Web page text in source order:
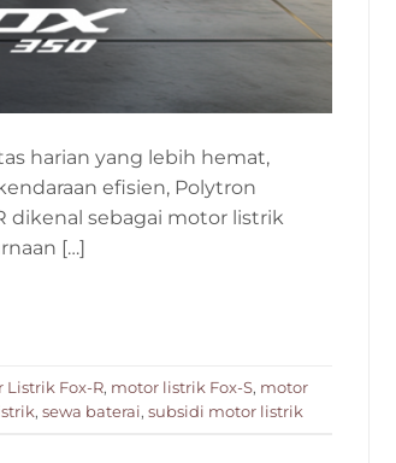
harian yang lebih hemat,
efisien, Polytron
dikenal sebagai motor listrik
[…]
Listrik Fox-R, motor listrik Fox-S, motor
, sewa baterai, subsidi motor listrik